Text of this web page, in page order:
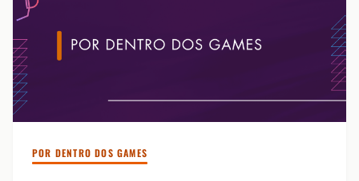
POR DENTRO DOS GAMES